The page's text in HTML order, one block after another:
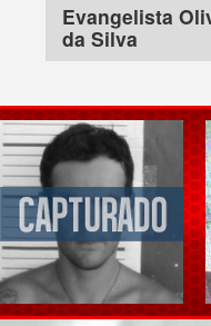
Evangelista
da Silva